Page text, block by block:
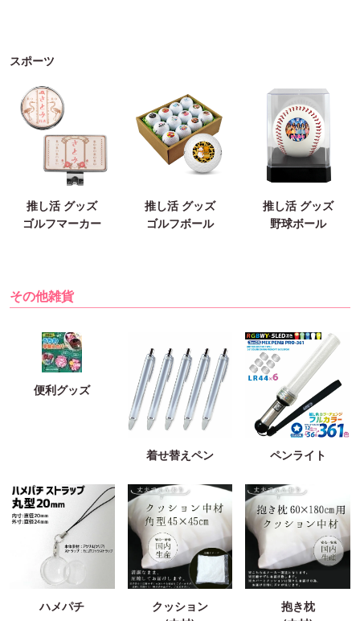
スポーツ
推し活 グッズ
ゴルフマーカー
推し活 グッズ
ゴルフボール
推し活 グッズ
野球ボール
その他雑貨
便利グッズ
着せ替えペン ペンライト
ハメパチ
クッション
抱き枕